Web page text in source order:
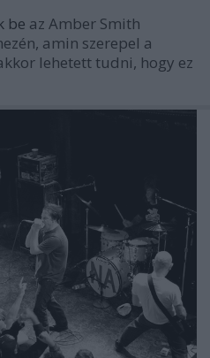
be az Amber Smith
amin szerepel a
lehetett tudni, hogy ez